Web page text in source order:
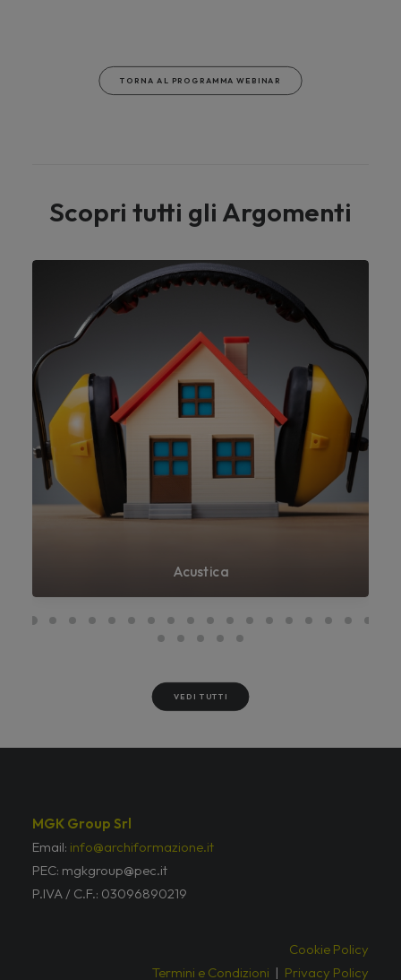
TORNA AL PROGRAMMA WEBINAR
Scopri tutti gli Argomenti
Acustica
VEDI TUTTI
MGK Group Srl
Email: info@archiformazione.it
PEC: mgkgroup@pec.it
P.IVA / C.F.: 03096890219
Cookie Policy
Termini e Condizioni | Privacy Policy